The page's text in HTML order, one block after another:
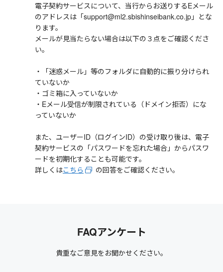
電子契約サービスについて、当行からお送りするEメール
のアドレスは「support@ml2.sbishinseibank.co.jp」とな
ります。
メールが見当たらない場合は以下の３点をご確認くださ
い。
・「迷惑メール」等のフォルダに自動的に振り分けられ
ていないか
・ゴミ箱に入っていないか
・Eメール受信が制限されている（ドメイン拒否）にな
っていないか
また、ユーザーID（ログインID）の受け取り後は、電子
契約サービスの「パスワードを忘れた場合」からパスワ
ードを初期化することも可能です。
詳しくはこちら の回答をご確認ください。
FAQアンケート
貴重なご意見をお聞かせください。